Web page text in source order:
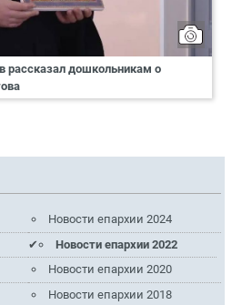
рассказал дошкольникам о
Новости епархии 2024
Новости епархии 2022
Новости епархии 2020
Новости епархии 2018